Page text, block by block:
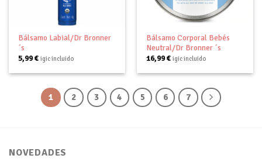
Bálsamo Labial/Dr Bronner
´s
5,99€ igic incluido
Bálsamo Corporal Bebés
Neutral/Dr Bronner ´s
16,99€ igic incluido
1 2 3 4 5 6 7
NOVEDADES